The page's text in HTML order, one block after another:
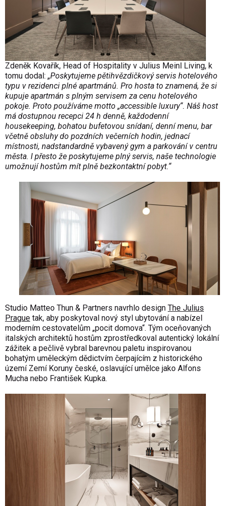
Zdeněk Kovařík, Head of Hospitality v Julius Meinl Living, k
tomu dodal: „Poskytujeme pětihvězdičkový servis hotelového
typu v rezidenci plné apartmánů. Pro hosta to znamená, že si
kupuje apartmán s plným servisem za cenu hotelového
pokoje. Proto používáme motto „accessible luxury“. Náš host
má dostupnou recepci 24 h denně, každodenní
housekeeping, bohatou bufetovou snídaní, denní menu, bar
včetně obsluhy do pozdních večerních hodin, jednací
místnosti, nadstandardně vybavený gym a parkování v centru
města. I přesto že poskytujeme plný servis, naše technologie
umožnují hostům mít plně bezkontaktní pobyt.“
Studio Matteo Thun & Partners navrhlo design The Julius
Prague tak, aby poskytoval nový styl ubytování a nabízel
moderním cestovatelům „pocit domova“. Tým oceňovaných
italských architektů hostům zprostředkoval autentický lokální
zážitek a pečlivě vybral barevnou paletu inspirovanou
bohatým uměleckým dědictvím čerpajícím z historického
území Zemí Koruny české, oslavující umělce jako Alfons
Mucha nebo František Kupka.